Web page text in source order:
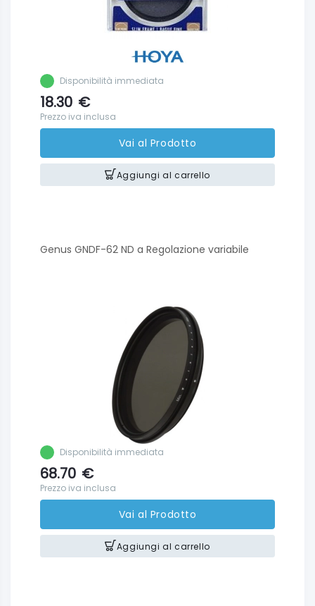
Disponibilità immediata
18.30 €
Prezzo iva inclusa
Vai al Prodotto
Aggiungi al carrello
Genus GNDF-62 ND a Regolazione variabile
Disponibilità immediata
68.70 €
Prezzo iva inclusa
Vai al Prodotto
Aggiungi al carrello